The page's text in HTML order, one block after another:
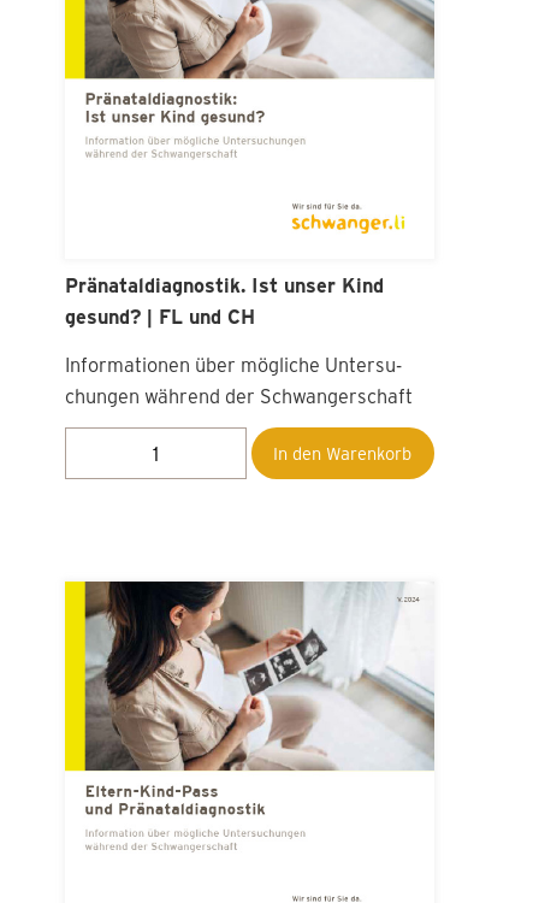
Pränataldiagnostik. Ist unser Kind
gesund? | FL und CH
Informationen über mögliche Unter­su­
chungen während der Schwangerschaft
In den Warenkorb